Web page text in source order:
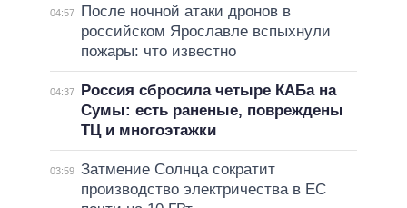
04:57
После ночной атаки дронов в
российском Ярославле вспыхнули
пожары: что известно
04:37
Россия сбросила четыре КАБа на
Сумы: есть раненые, повреждены
ТЦ и многоэтажки
03:59 Затмение Солнца сократит
производство электричества в ЕС